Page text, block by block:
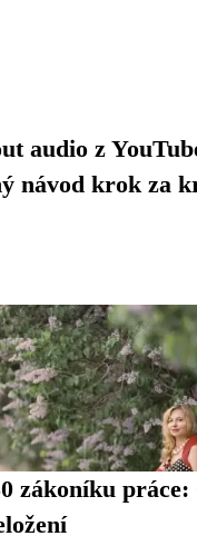
audio z
návod krok za
zákoníku práce: